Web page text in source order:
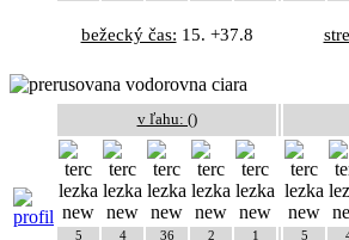
bežecký čas: 15. +37.8
v ľahu: ()
5 4 36 2 1 5